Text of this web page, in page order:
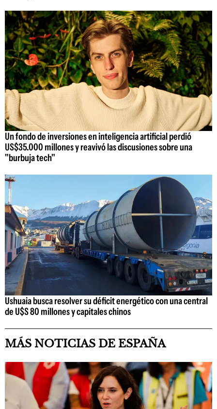
Un fondo de inversiones en inteligencia artificial perdió
US$35.000 millones y reavivó las discusiones sobre una
"burbuja tech"
Ushuaia busca resolver su déficit energético con una central
de U$S 80 millones y capitales chinos
MÁS NOTICIAS DE ESPAÑA